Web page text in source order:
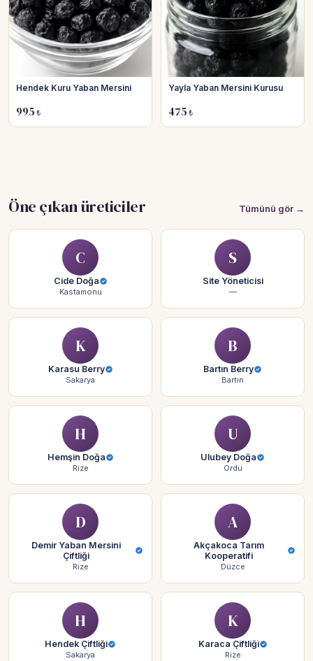
Hendek Kuru Yaban Mersini
995 ₺
Yayla Yaban Mersini Kurusu
475 ₺
Öne çıkan üreticiler Tümünü gör →
C
Cide Doğa
Kastamonu
S
Site Yöneticisi
—
K
Karasu Berry
Sakarya
B
Bartın Berry
Bartın
H
Hemşin Doğa
Rize
U
Ulubey Doğa
Ordu
D
Demir Yaban Mersini
Çiftliği
Rize
A
Akçakoca Tarım
Kooperatifi
Düzce
H
Hendek Çiftliği
Sakarya
K
Karaca Çiftliği
Rize